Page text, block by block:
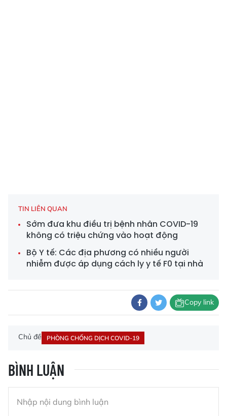
TIN LIÊN QUAN
Sớm đưa khu điều trị bệnh nhân COVID-19
không có triệu chứng vào hoạt động
Bộ Y tế: Các địa phương có nhiều người
nhiễm được áp dụng cách ly y tế F0 tại nhà
Copy link
Chủ đề PHÒNG CHỐNG DỊCH COVID-19
BÌNH LUẬN